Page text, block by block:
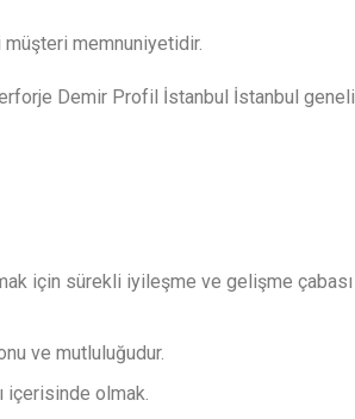
müşteri memnuniyetidir.
Demir Profil İstanbul İstanbul geneli
için sürekli iyileşme ve gelişme çabası
ve mutluluğudur.
içerisinde olmak.